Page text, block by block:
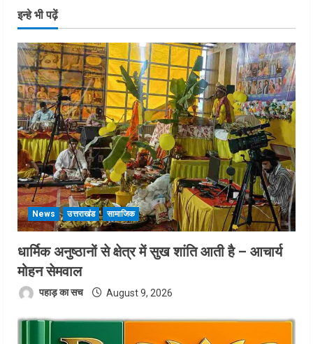
इन्हे भी पढ़ें
News उत्तराखंड सामाजिक
धार्मिक अनुष्ठानों से क्षेत्र में सुख शांति आती है – आचार्य
मोहन सेमवाल
पहाड़ का सच August 9, 2026